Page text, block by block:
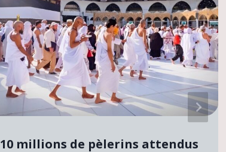
10 millions de pèlerins attendus